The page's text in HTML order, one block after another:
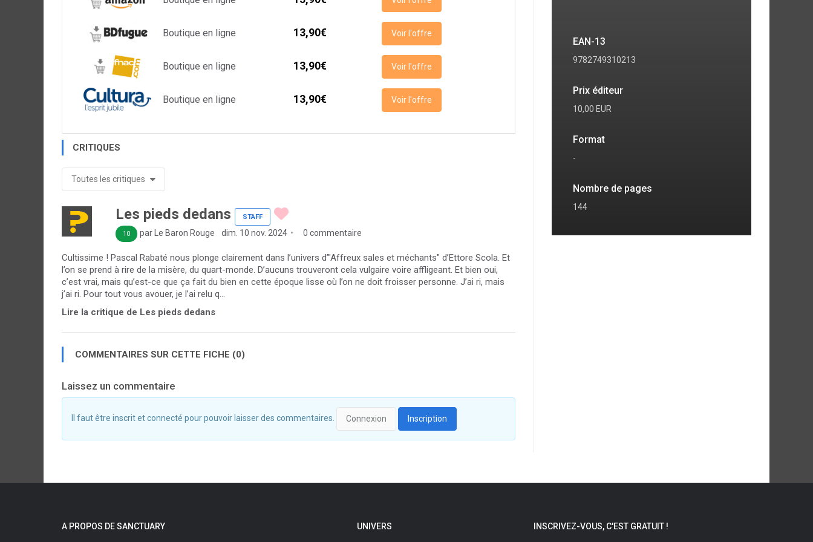
Boutique en ligne 13,90€ Voir l'offre
Boutique en ligne 13,90€ Voir l'offre
Boutique en ligne 13,90€ Voir l'offre
CRITIQUES
Toutes les critiques
Les pieds dedans STAFF
10 par Le Baron Rouge dim. 10 nov. 2024 0 commentaire
Cultissime ! Pascal Rabaté nous plonge clairement dans l’univers d’"Affreux sales et méchants" d’Ettore Scola. Et
l’on se prend à rire de la misère, du quart-monde. D’aucuns trouveront cela vulgaire voire affligeant. Et bien oui,
c’est vrai, mais qu’est-ce que ça fait du bien en cette époque lisse où l’on ne doit froisser personne. J’ai ri, mais
j’ai ri. Pour tout vous avouer, je l’ai relu q...
Lire la critique de Les pieds dedans
COMMENTAIRES SUR CETTE FICHE (0)
Laissez un commentaire
Il faut être inscrit et connecté pour pouvoir laisser des commentaires. Connexion Inscription
EAN-13
9782749310213
Prix éditeur
10,00 EUR
Format
-
Nombre de pages
144
A PROPOS DE SANCTUARY UNIVERS INSCRIVEZ-VOUS, C'EST GRATUIT !